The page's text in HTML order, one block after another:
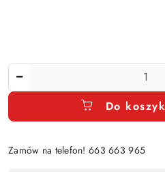
Do
Zamów na telefon! 663 663 965